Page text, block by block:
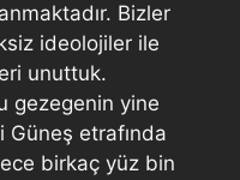
Bizler
ideolojiler ile
unuttuk.
gezegenin yine
Güneş etrafında
birkaç yüz bin